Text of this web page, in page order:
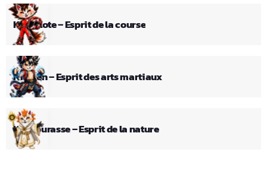
Kid Pilote – Esprit de la course
Kid Ken – Esprit des arts martiaux
Kid Fourasse – Esprit de la nature